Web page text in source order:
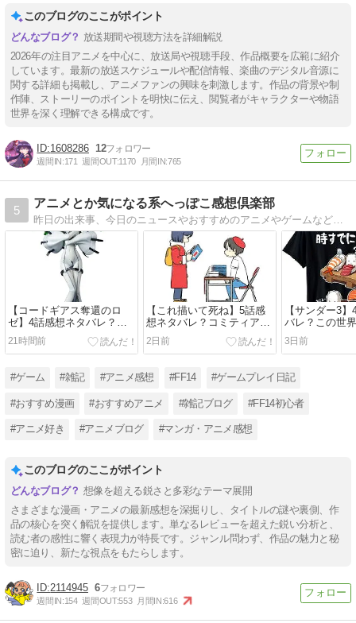
このブログのここがポイント
放送期間や視聴方法を詳細解説
2026年の注目アニメを中心に、放送局や視聴手段、作品概要を広範に紹介
しています。最新の放送スケジュールや配信情報、楽曲のデジタル音源に
関する詳細も掲載し、アニメファンの興味を刺激します。作品の背景や制
作陣、ストーリーのポイントを明快に伝え、閲覧者がキャラクターや物語
世界を深く理解できる構成です。
1608286 12
週間IN:171 週間OUT:1170 月間IN:765
5
アニメとか気になる系へっぽこ感想倶楽部
昨日の出来事、今日のニュースやおすすめのアニメやゲームなどの面白い？つまらない？感想を中心にしただらだらブログです
【コードギアス奪還のロ
ゼ】4話感想ネタバレ？感
想がない。あるのは疑念だ
け。
21時間前
【これ描いて死ね】5話感
想ネタバレ？コミティアは
オリジナル作品に限る
2日前
【サンダー3
バレ？この世
なので。
3日前
#ゲーム #雑記 #アニメ感想 #FF14 #ゲームプレイ日記
#おすすめ漫画 #おすすめアニメ #雑記ブログ #FF14初心者
#アニメ好き #アニメブログ #マンガ・アニメ感想
このブログのここがポイント
想像を超える鋭さと多彩なテーマ展開
さまざまな漫画・アニメの最新感想を深掘りし、タイトルの謎や裏側、作
品の核心を突く解説を提供します。単なるレビューを超えた鋭い分析と、
読む者の感性に響く表現力が特長です。ジャンル問わず、作品の魅力と秘
密に迫り、新たな視点をもたらします。
2114945 6
週間IN:154 週間OUT:553 月間IN:616